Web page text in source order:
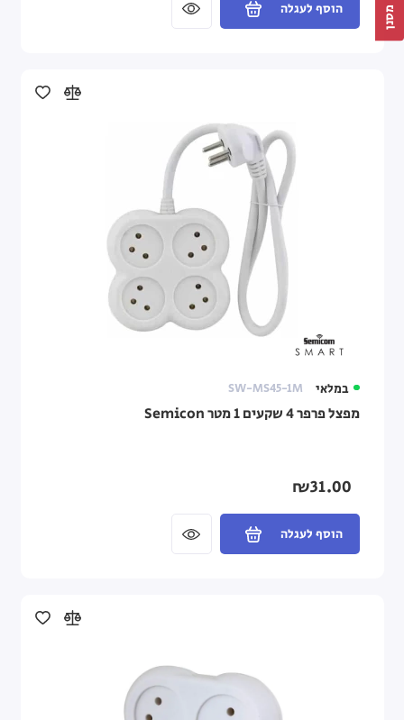
מסנן הוסף לעגלה
במלאי SW-MS45-1M
מפצל פרפר 4 שקעים 1 מטר Semicon
₪31.00
הוסף לעגלה